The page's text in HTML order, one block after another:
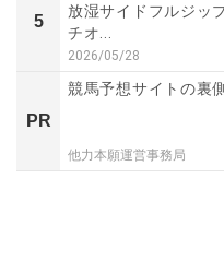
5
放湿サイドフルジッ
チオ...
2026/05/28
PR
競馬予想サイトの裏
他力本願運営事務局